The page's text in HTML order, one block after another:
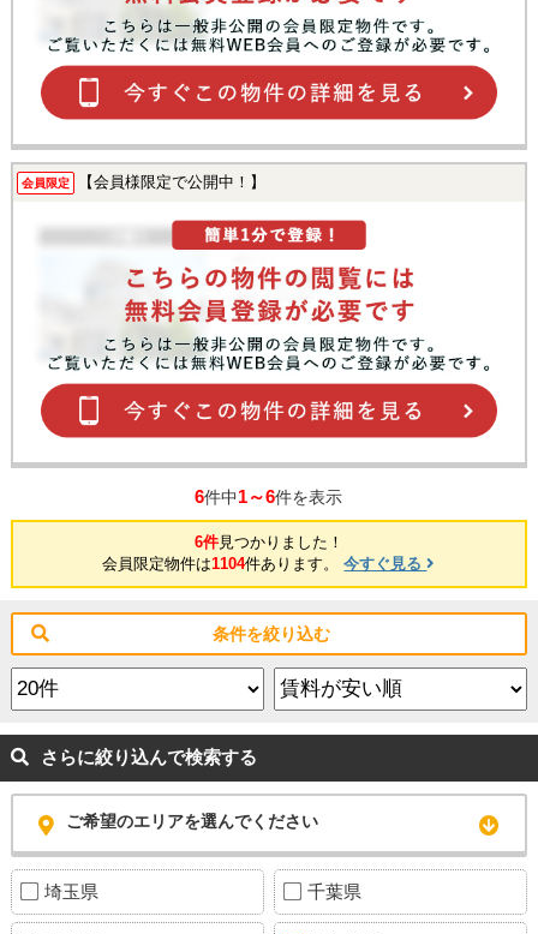
会員限定 【会員様限定で公開中！】
6件中1～6件を表示
6件見つかりました！
会員限定物件は1104件あります。今すぐ見る
条件を絞り込む
さらに絞り込んで検索する
ご希望のエリアを選んでください
埼玉県 千葉県